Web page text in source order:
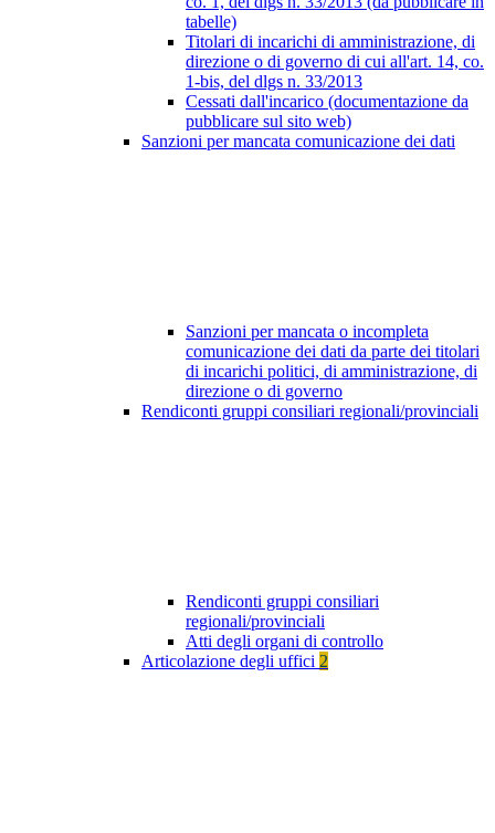
tabelle)
Titolari di incarichi di amministrazione, di
direzione o di governo di cui all'art. 14, co.
1-bis, del dlgs n. 33/2013
Cessati dall'incarico (documentazione da
pubblicare sul sito web)
Sanzioni per mancata comunicazione dei dati
Sanzioni per mancata o incompleta
comunicazione dei dati da parte dei titolari
di incarichi politici, di amministrazione, di
direzione o di governo
Rendiconti gruppi consiliari regionali/provinciali
Rendiconti gruppi consiliari
regionali/provinciali
Atti degli organi di controllo
Articolazione degli uffici 2